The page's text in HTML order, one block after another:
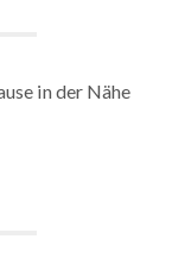
in der Nähe